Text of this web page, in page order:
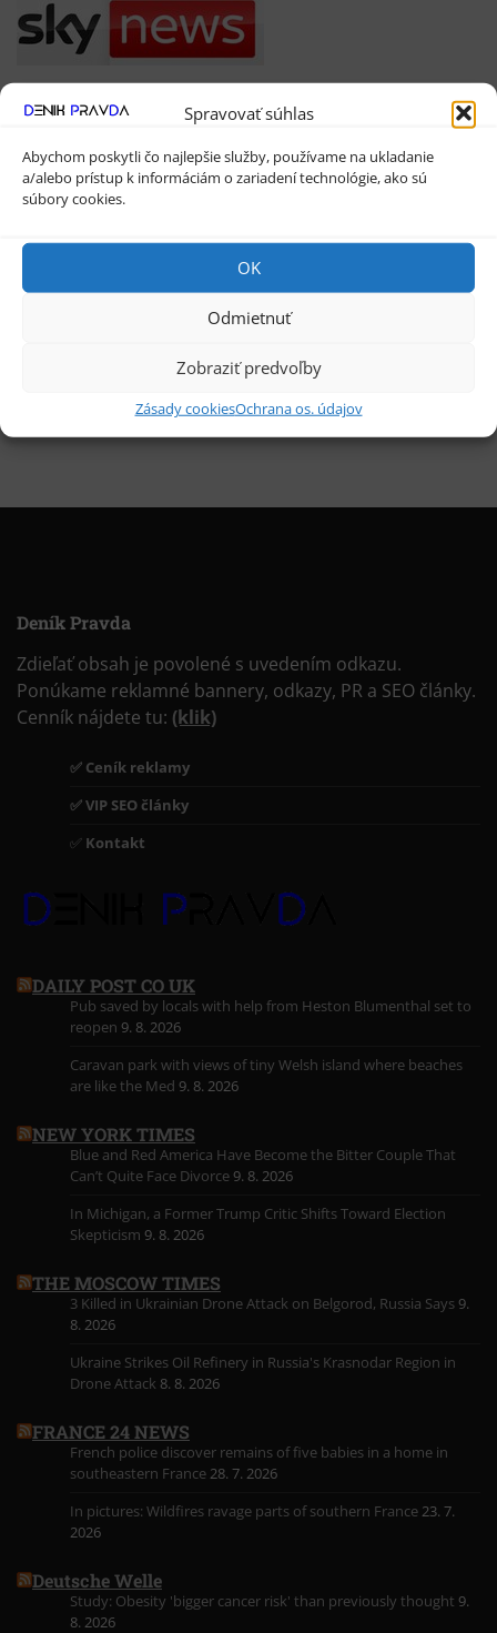
Spravovať súhlas
Abychom poskytli čo najlepšie služby, používame na ukladanie
a/alebo prístup k informáciám o zariadení technológie, ako sú
súbory cookies.
OK
Odmietnuť
Zobraziť predvoľby
Zásady cookiesOchrana os. údajov
Deník Pravda
Zdieľať obsah je povolené s uvedením odkazu.
Ponúkame reklamné bannery, odkazy, PR a SEO články.
Cenník nájdete tu: (klik)
✅ Ceník reklamy
✅ VIP SEO články
✅ Kontakt
DAILY POST CO UK
Pub saved by locals with help from Heston Blumenthal set to
reopen 9. 8. 2026
Caravan park with views of tiny Welsh island where beaches
are like the Med 9. 8. 2026
NEW YORK TIMES
Blue and Red America Have Become the Bitter Couple That
Can’t Quite Face Divorce 9. 8. 2026
In Michigan, a Former Trump Critic Shifts Toward Election
Skepticism 9. 8. 2026
THE MOSCOW TIMES
3 Killed in Ukrainian Drone Attack on Belgorod, Russia Says 9.
8. 2026
Ukraine Strikes Oil Refinery in Russia's Krasnodar Region in
Drone Attack 8. 8. 2026
FRANCE 24 NEWS
French police discover remains of five babies in a home in
southeastern France28. 7. 2026
In pictures: Wildfires ravage parts of southern France23. 7.
2026
Deutsche Welle
Study: Obesity 'bigger cancer risk' than previously thought 9.
8. 2026